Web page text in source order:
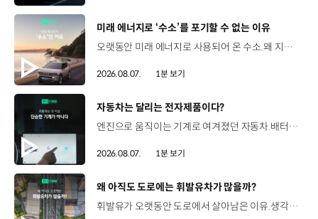
[동영상]
미래 에너지로 ‘수소’를 포기할 수 없는 이유
오랫동안 미래 에너지로 사용되어 온 수소.왜 지금까지도 중요한 선택지로 꼽힐까요? 현대진행형 팟캐스트 EP.21에서 확인하세요.📻 #현대자동차그룹 #현대진행형 #모빌리티팟캐스트 #수소전기차 #수소에너지 #연료 #미래모빌리티 #모빌리티
2026.08.07. 1분 보기
[동영상]
자동차는 달리는 전자제품이다?
엔진으로 움직이는 기계로 여겨졌던 자동차.배터리와 소프트웨어를 통해 어떻게 바뀌고 있을까요? 현대진행형 팟캐스트 EP.21에서 확인하세요.📻 #현대자동차그룹 #현대진행형 #모빌리티팟캐스트 #SDV #전기차 #연료 #미래모빌리티 #모빌리티
2026.08.07. 1분 보기
[동영상]
왜 아직도 도로에는 휘발유차가 많을까?
휘발유가 오랫동안 도로에서 살아남은 이유.생각보다 강력한 장점이 있었습니다. 현대진행형 팟캐스트 EP.21에서 확인하세요.📻 #현대자동차그룹 #현대진행형 #모빌리티팟캐스트 #휘발유 #내연기관 #연료 #미래모빌리티 #모빌리티